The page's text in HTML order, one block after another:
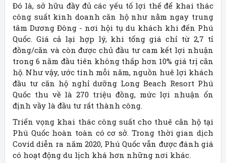
Đó là, sở hữu đầy đủ các yếu tố lợi thế để khai thác
công suất kinh doanh căn hộ như nằm ngay trung
tâm Dương Đông - nơi hội tụ du khách khi đến Phú
Quốc. Giá cả lại hợp lý, khi tổng giá chỉ từ 2,7 tỉ
đồng/căn và còn được chủ đầu tư cam kết lợi nhuận
trong 6 năm đầu tiên không thấp hơn 10% giá trị căn
hộ. Như vậy, ước tính mỗi năm, nguồn huê lợi khách
đầu tư căn hộ nghỉ dưỡng Long Beach Resort Phú
Quốc thu về là 270 triệu đồng, mức lợi nhuận ổn
định vầy là đầu tư rất thành công.
Triển vọng khai thác công suất cho thuê căn hộ tại
Phú Quốc hoàn toàn có cơ sở. Trong thời gian dịch
Covid diễn ra năm 2020, Phú Quốc vẫn được đánh giá
có hoạt động du lịch khá hơn những nơi khác.